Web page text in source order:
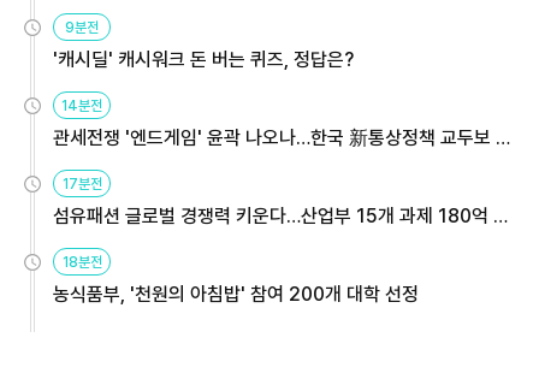
9분전
'캐시딜' 캐시워크 돈 버는 퀴즈, 정답은?
14분전
관세전쟁 '엔드게임' 윤곽 나오나…한국 新통상정책 교두보 활
용해야
17분전
섬유패션 글로벌 경쟁력 키운다…산업부 15개 과제 180억 지
원
18분전
농식품부, '천원의 아침밥' 참여 200개 대학 선정